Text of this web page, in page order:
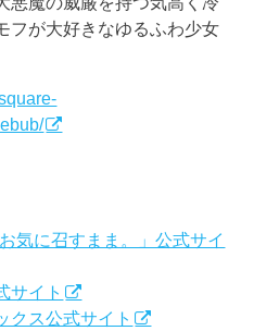
が大好きなゆるふわ少女
気に召すまま。」公式サイ
サイト
クス公式サイト